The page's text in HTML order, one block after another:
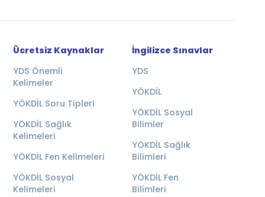
Ücretsiz Kaynaklar
YDS Önemli
Kelimeler
YÖKDİL Soru Tipleri
YÖKDİL Sağlık
Kelimeleri
YÖKDİL Fen Kelimeleri
YÖKDİL Sosyal
Kelimeleri
İngilizce Sınavlar
YDS
YÖKDİL
YÖKDİL Sosyal
Bilimler
YÖKDİL Sağlık
Bilimleri
YÖKDİL Fen
Bilimleri